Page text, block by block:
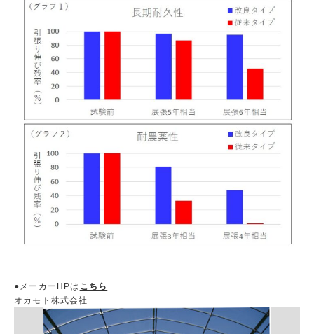
●メーカーHPは こちら
オカモト株式会社